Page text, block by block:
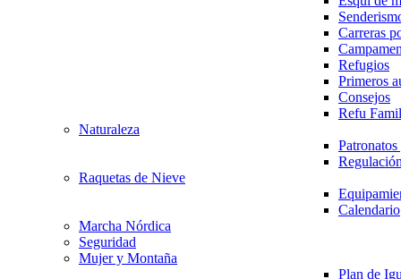
Carreras
Refugios
Primeros
Consejos
Refu
Naturaleza
Raquetas de Nieve
Calendario
Marcha Nórdica
Seguridad
Mujer y Montaña
Plan de